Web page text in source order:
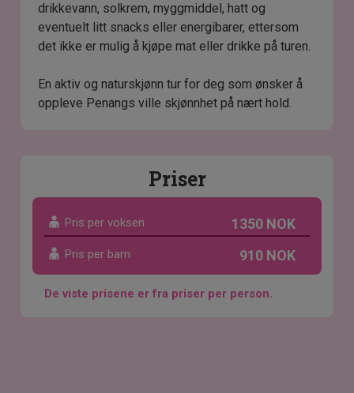
drikkevann, solkrem, myggmiddel, hatt og
eventuelt litt snacks eller energibarer, ettersom
det ikke er mulig å kjøpe mat eller drikke på turen.
En aktiv og naturskjønn tur for deg som ønsker å
oppleve Penangs ville skjønnhet på nært hold.
Priser
Pris per voksen 1350 NOK
Pris per barn 910 NOK
De viste prisene er fra priser per person.